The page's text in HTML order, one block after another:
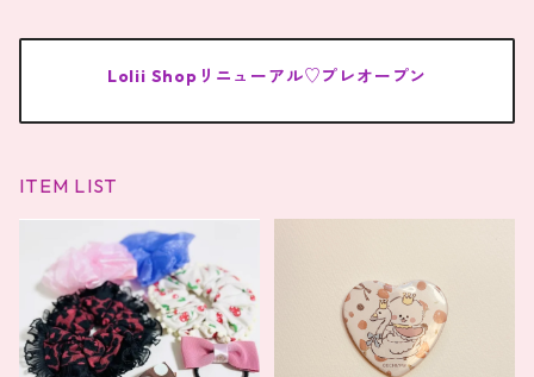
Lolii Shopリニューアル♡プレオープン
ITEM LIST